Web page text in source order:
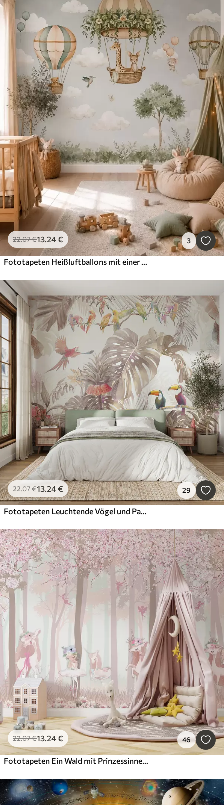
22.07€13.24€ 3
Fototapeten Heißluftballons mit einer Giraffe, einem Känguru, einem Bären und anderen Tieren zwischen Wolken und Bäumen
22.07€13.24€ 29
Fototapeten Leuchtende Vögel und Papageien in den Tropen
22.07€13.24€ 46
Fototapeten Ein Wald mit Prinzessinnen und Einhörnern